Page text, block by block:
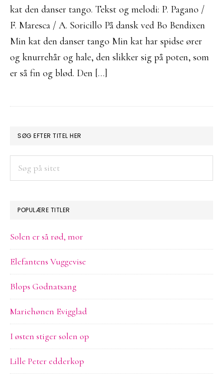
kat den danser tango. Tekst og melodi: P. Pagano /
F. Maresca / A. Soricillo På dansk ved Bo Bendixen
Min kat den danser tango Min kat har spidse ører
og knurrehår og hale, den slikker sig på poten, som
er så fin og blød. Den […]
PRIMÆR
SIDEBAR
SØG EFTER TITEL HER
POPULÆRE TITLER
Solen er så rød, mor
Elefantens Vuggevise
Blops Godnatsang
Mariehønen Evigglad
I østen stiger solen op
Lille Peter edderkop